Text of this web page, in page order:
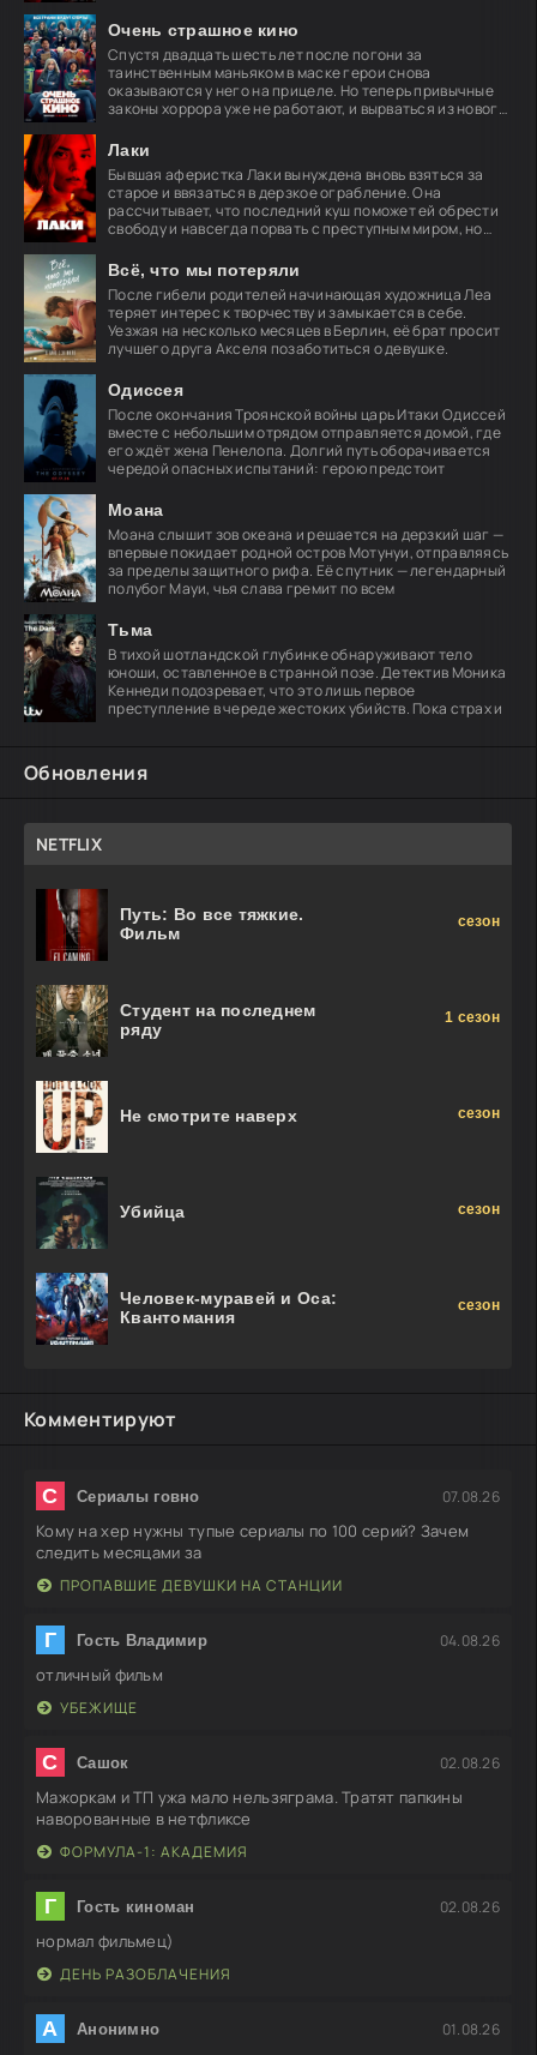
Очень страшное кино
Спустя двадцать шесть лет после погони за
таинственным маньяком в маске герои снова
оказываются у него на прицеле. Но теперь привычные
законы хоррора уже не работают, и вырваться из нового
Лаки
Бывшая аферистка Лаки вынуждена вновь взяться за
старое и ввязаться в дерзкое ограбление. Она
рассчитывает, что последний куш поможет ей обрести
свободу и навсегда порвать с преступным миром, но
Всё, что мы потеряли
После гибели родителей начинающая художница Леа
теряет интерес к творчеству и замыкается в себе.
Уезжая на несколько месяцев в Берлин, её брат просит
лучшего друга Акселя позаботиться о девушке.
Одиссея
После окончания Троянской войны царь Итаки Одиссей
вместе с небольшим отрядом отправляется домой, где
его ждёт жена Пенелопа. Долгий путь оборачивается
чередой опасных испытаний: герою предстоит
Моана
Моана слышит зов океана и решается на дерзкий шаг —
впервые покидает родной остров Мотунуи, отправляясь
за пределы защитного рифа. Её спутник — легендарный
полубог Мауи, чья слава гремит по всем
Тьма
В тихой шотландской глубинке обнаруживают тело
юноши, оставленное в странной позе. Детектив Моника
Кеннеди подозревает, что это лишь первое
преступление в череде жестоких убийств. Пока страх и
Обновления
NETFLIX
Путь: Во все тяжкие.
Фильм
сезон
Студент на последнем
ряду
1 сезон
Не смотрите наверх сезон
Убийца сезон
Человек-муравей и Оса:
Квантомания
сезон
Комментируют
С Сериалы говно 07.08.26
Кому на хер нужны тупые сериалы по 100 серий? Зачем
следить месяцами за
ПРОПАВШИЕ ДЕВУШКИ НА СТАНЦИИ
Г Гость Владимир 04.08.26
отличный фильм
УБЕЖИЩЕ
С Сашок 02.08.26
Мажоркам и ТП ужа мало нельзяграма. Тратят папкины
наворованные в нетфликсе
ФОРМУЛА-1: АКАДЕМИЯ
Г Гость киноман 02.08.26
нормал фильмец)
ДЕНЬ РАЗОБЛАЧЕНИЯ
А Анонимно 01.08.26